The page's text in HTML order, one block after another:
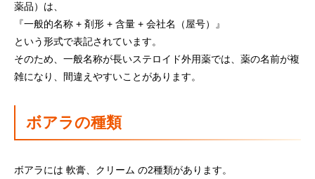
薬品）は、
『一般的名称 + 剤形 + 含量 + 会社名（屋号）』
という形式で表記されています。
そのため、一般名称が長いステロイド外用薬では、薬の名前が複
雑になり、間違えやすいことがあります。
ボアラの種類
ボアラには 軟膏、クリーム の2種類があります。